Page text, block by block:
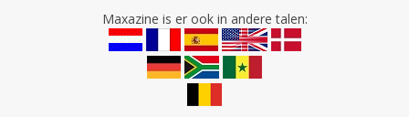
Maxazine is er ook in andere talen: